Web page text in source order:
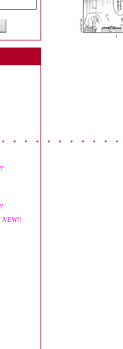
・・・・・・・・・・
NEW!!